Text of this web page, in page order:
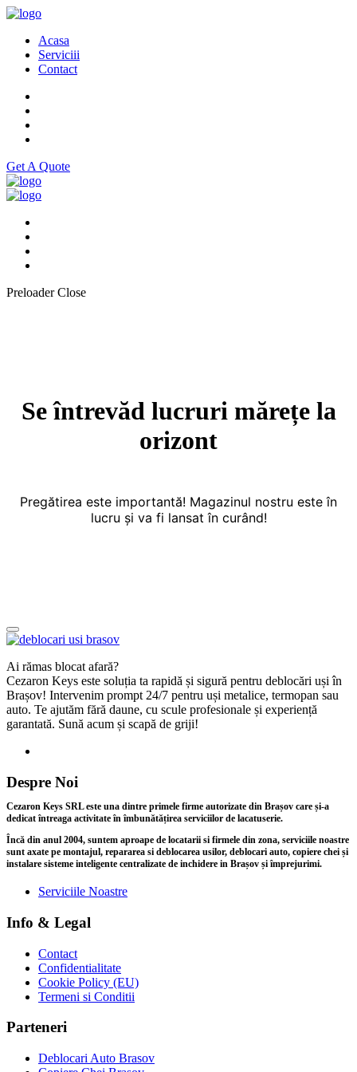
Acasa
Serviciii
Contact
Get A Quote
Preloader Close
Se întrevăd lucruri mărețe la
orizont
Pregătirea este importantă! Magazinul nostru este în
lucru și va fi lansat în curând!
Ai rămas blocat afară?
Cezaron Keys este soluția ta rapidă și sigură pentru deblocări uși în
Brașov! Intervenim prompt 24/7 pentru uși metalice, termopan sau
auto. Te ajutăm fără daune, cu scule profesionale și experiență
garantată. Sună acum și scapă de griji!
Despre Noi
Cezaron Keys SRL este una dintre primele firme autorizate din Brașov care și-a
dedicat întreaga activitate în îmbunătățirea serviciilor de lacatuserie.
Încă din anul 2004, suntem aproape de locatarii si firmele din zona, serviciile noastre
sunt axate pe montajul, repararea si deblocarea usilor, deblocari auto, copiere chei și
instalare sisteme inteligente centralizate de inchidere in Brașov și împrejurimi.
Serviciile Noastre
Info & Legal
Contact
Confidentialitate
Cookie Policy (EU)
Termeni si Conditii
Parteneri
Deblocari Auto Brasov